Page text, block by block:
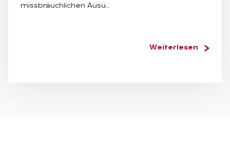
missbräuchlichen Ausü…
Weiterlesen